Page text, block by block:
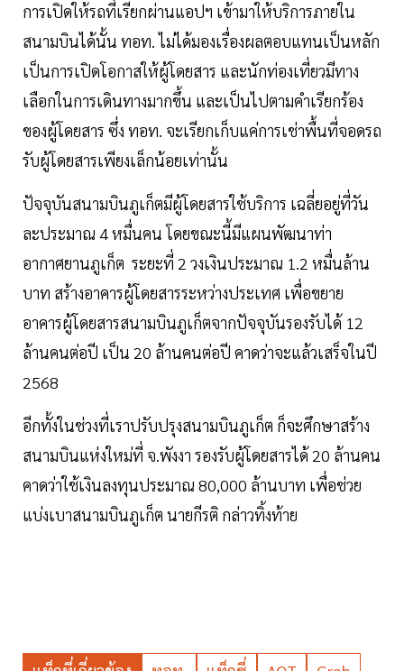
การเปิดให้รถที่เรียกผ่านแอปฯ เข้ามาให้บริการภายใน
สนามบินได้นั้น ทอท. ไม่ได้มองเรื่องผลตอบแทนเป็นหลัก
เป็นการเปิดโอกาสให้ผู้โดยสาร และนักท่องเที่ยวมีทาง
เลือกในการเดินทางมากขึ้น และเป็นไปตามคำเรียกร้อง
ของผู้โดยสาร ซึ่ง ทอท. จะเรียกเก็บแค่การเช่าพื้นที่จอดรถ
รับผู้โดยสารเพียงเล็กน้อยเท่านั้น
ปัจจุบันสนามบินภูเก็ตมีผู้โดยสารใช้บริการ เฉลี่ยอยู่ที่วัน
ละประมาณ 4 หมื่นคน โดยขณะนี้มีแผนพัฒนาท่า
อากาศยานภูเก็ต ระยะที่ 2 วงเงินประมาณ 1.2 หมื่นล้าน
บาท สร้างอาคารผู้โดยสารระหว่างประเทศ เพื่อขยาย
อาคารผู้โดยสารสนามบินภูเก็ตจากปัจจุบันรองรับได้ 12
ล้านคนต่อปี เป็น 20 ล้านคนต่อปี คาดว่าจะแล้วเสร็จในปี
2568
อีกทั้งในช่วงที่เราปรับปรุงสนามบินภูเก็ต ก็จะศึกษาสร้าง
สนามบินแห่งใหม่ที่ จ.พังงา รองรับผู้โดยสารได้ 20 ล้านคน
คาดว่าใช้เงินลงทุนประมาณ 80,000 ล้านบาท เพื่อช่วย
แบ่งเบาสนามบินภูเก็ต นายกีรติ กล่าวทิ้งท้าย